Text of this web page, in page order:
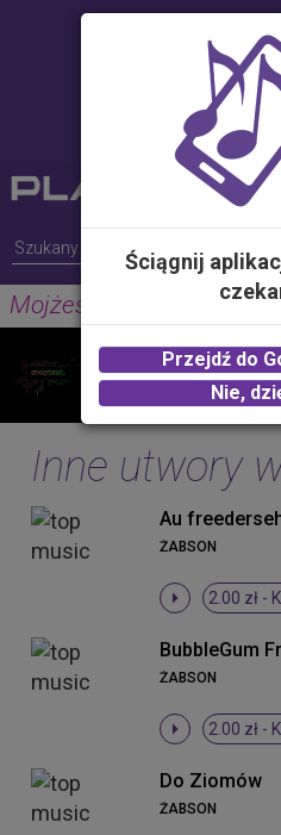
celu realizacji
Polityką
Możesz
przechowywania
plików
Mojżesz
ŻABSON
2.00 zł -KUP
Inne utwory
Au
ŻABSON
2.00 zł -
BubbleGum
ŻABSON
2.00 zł -
Do Ziomów
ŻABSON
Ściągnij
Przejdź do
Nie,